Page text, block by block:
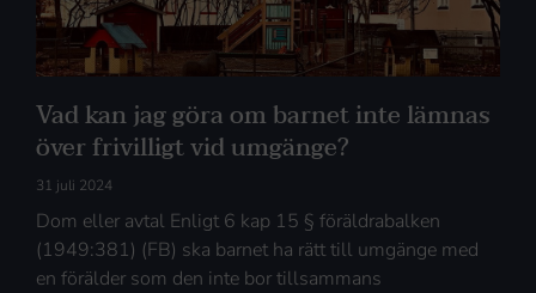
Vad kan jag göra om barnet inte lämnas
över frivilligt vid umgänge?
31 juli 2024
Dom eller avtal Enligt 6 kap 15 § föräldrabalken
(1949:381) (FB) ska barnet ha rätt till umgänge med
en förälder som den inte bor tillsammans